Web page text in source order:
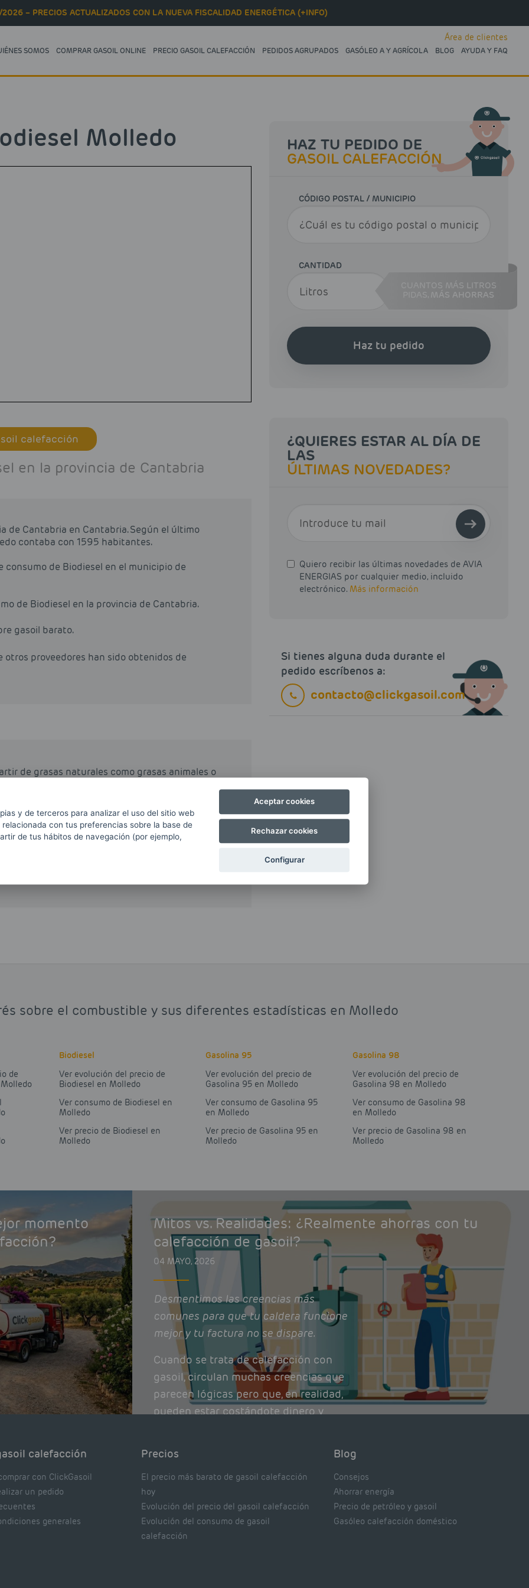
– PRECIOS ACTUALIZADOS CON LA NUEVA FISCALIDAD ENERGÉTICA (+INFO)
SOMOS COMPRAR GASOIL ONLINE PRECIO GASOIL CALEFACCIÓN PEDIDOS AGRUPADOS GASÓLEO A Y AGRÍCOLA BLOG AYUDA Y FAQ
Área de clientes
Molledo
calefacción
en la provincia de Cantabria
de Cantabria en Cantabria. Según el último
contaba con 1595 habitantes.
consumo de Biodiesel en el municipio de
de Biodiesel en la provincia de Cantabria.
gasoil barato.
otros proveedores han sido obtenidos de
de grasas naturales como grasas animales o
industriales de esterificación y
total del petrodiésel o gasóleo obtenido a
de forma muy notable las emisiones
de carbono y otros hidrocarburos volátiles.
que argumentan que el proceso de
masiva de plantaciones forestales.
HAZ TU PEDIDO DE
GASOIL CALEFACCIÓN
CÓDIGO POSTAL / MUNICIPIO
CANTIDAD
CUANTOS MÁS LITROS
MÁS AHORRAS
Haz tu pedido
¿QUIERES ESTAR AL DÍA DE
LAS
ÚLTIMAS NOVEDADES?
Quiero recibir las últimas novedades de AVIA
ENERGIAS por cualquier medio, incluido
electrónico. Más información
Si tienes alguna duda durante el
pedido escríbenos a:
contacto@clickgasoil.com
sobre el combustible y sus diferentes estadísticas en Molledo
de
Biodiesel
Ver evolución del precio de
Biodiesel en Molledo
Ver consumo de Biodiesel en
Molledo
Ver precio de Biodiesel en
Molledo
Gasolina 95
Ver evolución del precio de
Gasolina 95 en Molledo
Ver consumo de Gasolina 95
en Molledo
Ver precio de Gasolina 95 en
Molledo
Gasolina 98
Ver evolución del precio de
Gasolina 98 en Molledo
Ver consumo de Gasolina 98
en Molledo
Ver precio de Gasolina 98 en
Molledo
momento
Mitos vs. Realidades: ¿Realmente ahorras con tu
calefacción de gasoil?
04 MAYO, 2026
Desmentimos las creencias más
comunes para que tu caldera funcione
mejor y tu factura no se dispare.
Cuando se trata de calefacción con
gasoil, circulan muchas creencias que
parecen lógicas pero que, en realidad,
pueden estar costándote dinero y
calefacción
con ClickGasoil
un pedido
generales
Precios
El precio más barato de gasoil calefacción
hoy
Evolución del precio del gasoil calefacción
Evolución del consumo de gasoil
calefacción
Blog
Consejos
Ahorrar energía
Precio de petróleo y gasoil
Gasóleo calefacción doméstico
y de terceros para analizar el uso del sitio web
con tus preferencias sobre la base de
de tus hábitos de navegación (por ejemplo,
Aceptar cookies
Rechazar cookies
Configurar